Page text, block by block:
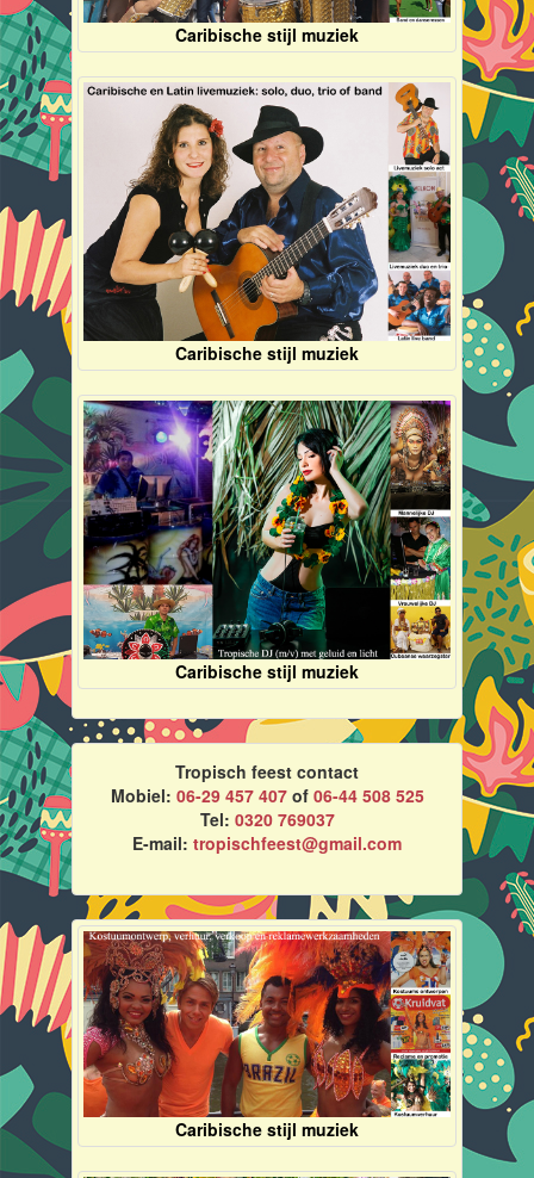
Caribische stijl muziek
Caribische stijl muziek
Caribische stijl muziek
Tropisch feest contact
Mobiel: 06-29 457 407of 06-44 508 525
Tel: 0320 769037
E-mail: tropischfeest@gmail.com
Caribische stijl muziek